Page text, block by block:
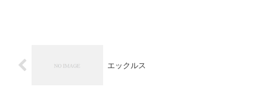
エックルス